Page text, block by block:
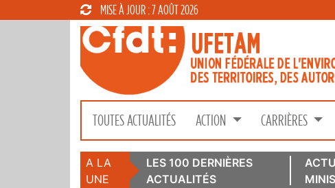
MISE À JOUR : 7 AOÛT 2026
TOUTES ACTUALITÉS ACTION CARRIÈRES
A LA
UNE
LES 100 DERNIÈRES
ACTUALITÉS